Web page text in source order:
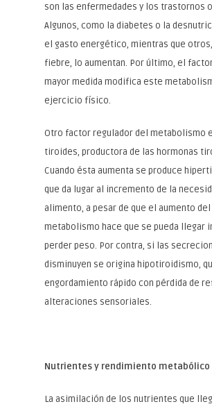
son las enfermedades y los trastornos
Algunos, como la diabetes o la
el gasto energético, mientras que
fiebre, lo aumentan. Por último, el
mayor medida modifica este
ejercicio físico.
Otro factor regulador del metabolismo
tiroides, productora de las hormonas
Cuando ésta aumenta se produce
que da lugar al incremento de la
alimento, a pesar de que el aumento del
metabolismo hace que se pueda llegar
perder peso. Por contra, si las
disminuyen se origina hipotiroidismo,
engordamiento rápido con pérdida de
alteraciones sensoriales.
Nutrientes y rendimiento metabólico
La asimilación de los nutrientes que